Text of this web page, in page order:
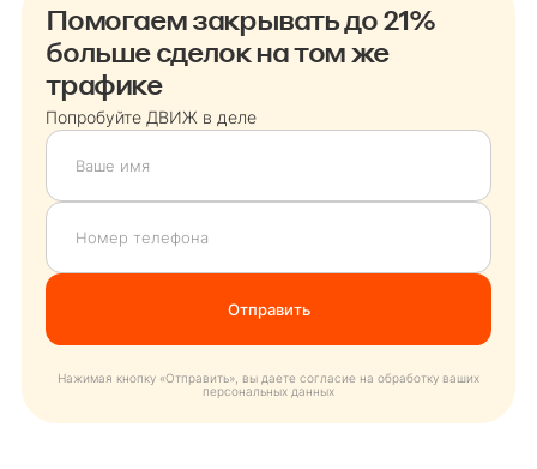
Помогаем закрывать до 21%
больше сделок на том же
трафике
Попробуйте ДВИЖ в деле
Нажимая кнопку «Отправить», вы даете согласие на обработку ваших
персональных данных